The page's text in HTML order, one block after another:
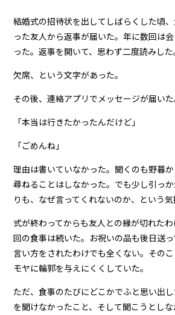
結婚式の招待状を出してしばらくした頃
った友人から返事が届いた。年に数回は
った。返事を開いて、思わず二度読みした
欠席、という文字があった。
その後、連絡アプリでメッセージが届いた
「本当は行きたかったんだけど」
「ごめんね」
理由は書いていなかった。聞くのも野暮
尋ねることはしなかった。でも少し引っ
りも、なぜ言ってくれないのか、という気
式が終わってからも友人との縁が切れた
回の食事は続いた。お祝いの品も後日送
言い方をされたわけでも全くない。その
モヤに輪郭を与えにくくしていた。
ただ、食事のたびにどこかでふと思い出
を聞けなかったこと、そして聞こうとしな